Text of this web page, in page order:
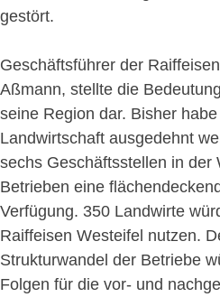
gestört.
Geschäftsführer der
Aßmann, stellte die
seine Region dar. Bisher
Landwirtschaft ausgedehnt
sechs Geschäftsstellen in der
Betrieben eine
Verfügung. 350 Landwirte
Raiffeisen Westeifel nutzen.
Strukturwandel der Betriebe
Folgen für die vor- und